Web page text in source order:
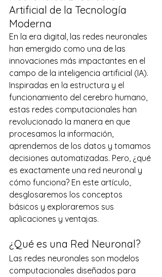
Artificial de la Tecnología
Moderna
En la era digital, las redes neuronales
han emergido como una de las
innovaciones más impactantes en el
campo de la inteligencia artificial (IA).
Inspiradas en la estructura y el
funcionamiento del cerebro humano,
estas redes computacionales han
revolucionado la manera en que
procesamos la información,
aprendemos de los datos y tomamos
decisiones automatizadas. Pero, ¿qué
es exactamente una red neuronal y
cómo funciona? En este artículo,
desglosaremos los conceptos
básicos y exploraremos sus
aplicaciones y ventajas.
¿Qué es una Red Neuronal?
Las redes neuronales son modelos
computacionales diseñados para